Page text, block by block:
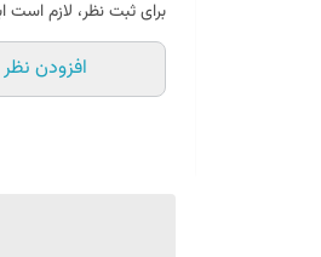
برای ثبت نظر، لازم است
افزودن نظر